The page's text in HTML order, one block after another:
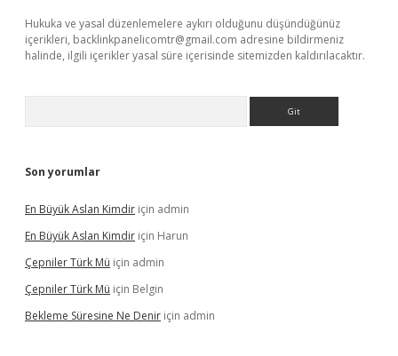
Hukuka ve yasal düzenlemelere aykırı olduğunu düşündüğünüz
içerikleri, backlinkpanelicomtr@gmail.com adresine bildirmeniz
halinde, ilgili içerikler yasal süre içerisinde sitemizden kaldırılacaktır.
Son yorumlar
En Büyük Aslan Kimdir için admin
En Büyük Aslan Kimdir için Harun
Çepniler Türk Mü için admin
Çepniler Türk Mü için Belgin
Bekleme Süresine Ne Denir için admin